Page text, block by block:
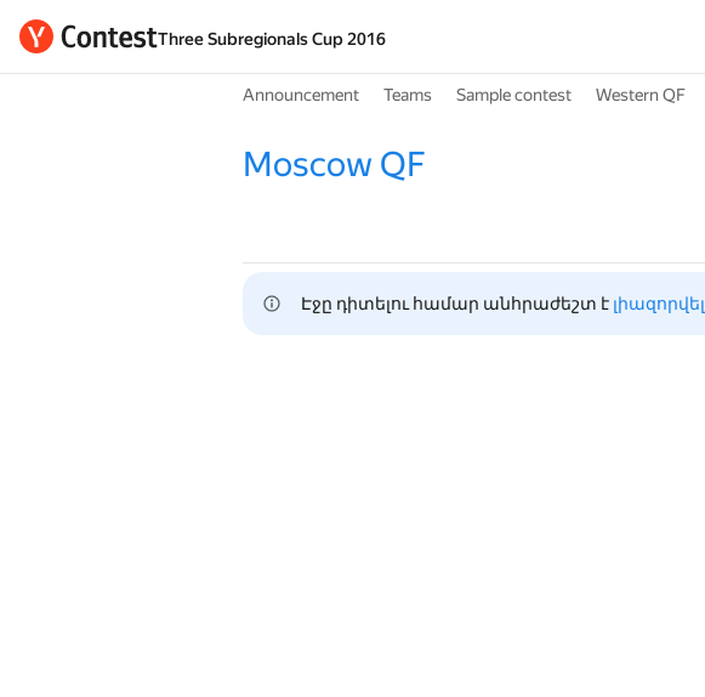
Three Subregionals Cup 2016
Announcement Teams Sample contest Western QF
Moscow QF
Էջը դիտելու համար անհրաժեշտ է լիազորվել